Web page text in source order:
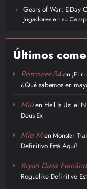
Gears of War: E-Day
Jugadores en su
Últimos
Ronroneo34en ¡El
¿Qué sabemos en
Mioen Hell Is Us: el
Deus Ex
Mio Men Monster
Definitivo Está Aquí!
Bryan Daza
Roguelike Definitivo